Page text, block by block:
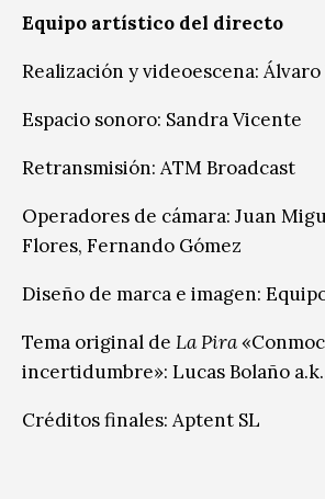
Equipo artístico del directo
Realización y videoescena:
Espacio sonoro: Sandra Vicente
Retransmisión: ATM Broadcast
Operadores de cámara: Juan
Flores, Fernando Gómez
Diseño de marca e imagen:
Tema original de La Pira
incertidumbre»: Lucas Bolaño
Créditos finales: Aptent SL